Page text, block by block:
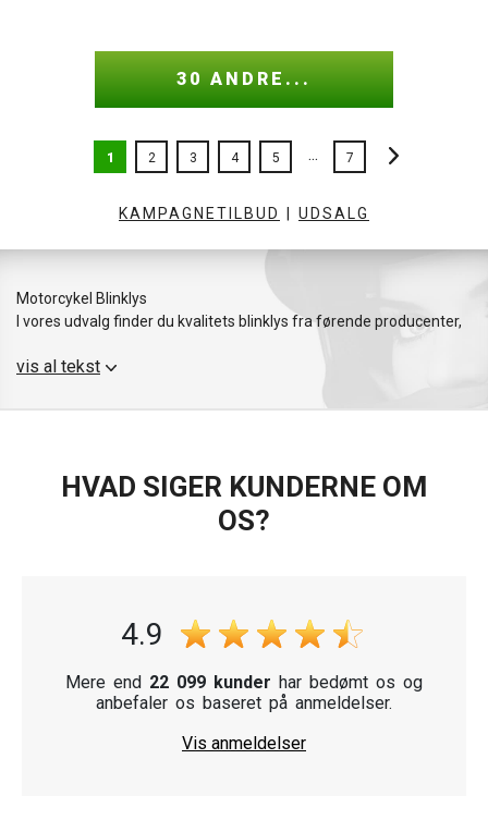
30 ANDRE...
1 2 3 4 5 ... 7
KAMPAGNETILBUD UDSALG
Motorcykel Blinklys
I vores udvalg finder du kvalitets blinklys fra førende producenter,
designet til at være kompatible med forskellige
motorcykelmodeller, herunder Yamaha, Honda, Suzuki og BMW.
look til din cykel. Vi anbefaler også motorcykelstyr og
Vælg mellem en række homologerede og universelle blinklys, der
vis al tekst
HVAD SIGER KUNDERNE OM
OS?
4.9
Mere end 22 099 kunder har bedømt os og
anbefaler os baseret på anmeldelser.
Vis anmeldelser